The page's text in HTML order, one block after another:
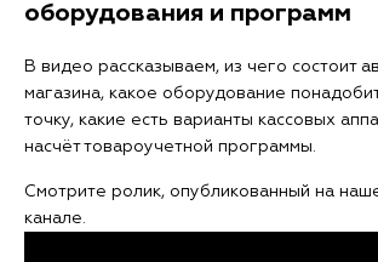
оборудования и программ
В видео рассказываем, из чего состоит
магазина, какое оборудование
точку, какие есть варианты кассовых
насчёт товароучетной программы.
Смотрите ролик, опубликованный на
канале.